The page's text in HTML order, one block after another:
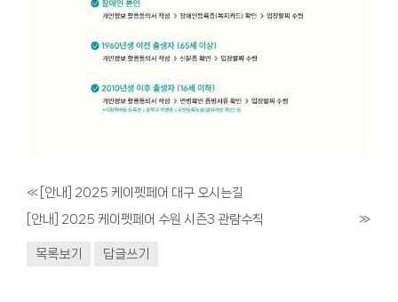
« [안내] 2025 케이펫페어 대구 오시는길
[안내] 2025 케이펫페어 수원 시즌3 관람수칙
»
목록보기 답글쓰기